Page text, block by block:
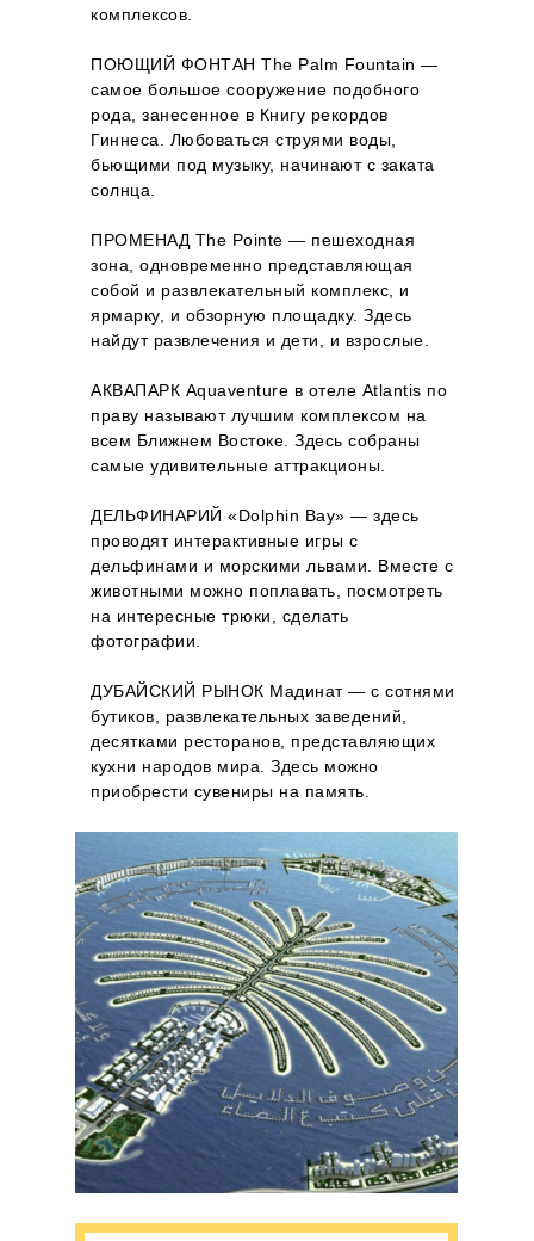
комплексов.
ПОЮЩИЙ ФОНТАН The Palm Fountain —
самое большое сооружение подобного
рода, занесенное в Книгу рекордов
Гиннеса. Любоваться струями воды,
бьющими под музыку, начинают с заката
солнца.
ПРОМЕНАД The Pointe — пешеходная
зона, одновременно представляющая
собой и развлекательный комплекс, и
ярмарку, и обзорную площадку. Здесь
найдут развлечения и дети, и взрослые.
АКВАПАРК Aquaventure в отеле Atlantis по
праву называют лучшим комплексом на
всем Ближнем Востоке. Здесь собраны
самые удивительные аттракционы.
ДЕЛЬФИНАРИЙ «Dolphin Bay» — здесь
проводят интерактивные игры с
дельфинами и морскими львами. Вместе с
животными можно поплавать, посмотреть
на интересные трюки, сделать
фотографии.
ДУБАЙСКИЙ РЫНОК Мадинат — с сотнями
бутиков, развлекательных заведений,
десятками ресторанов, представляющих
кухни народов мира. Здесь можно
приобрести сувениры на память.